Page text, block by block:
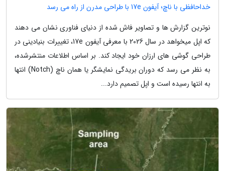
خداحافظی با ناچ؛ آیفون 17e با طراحی مدرن از راه می رسد
نوترین گزارش ها و تصاویر فاش شده از دنیای فناوری نشان می دهند
که اپل میخواهد در سال 2026 با معرفی آیفون 17e، تغییرات بنیادینی در
طراحی گوشی های ارزان خود ایجاد کند. بر اساس اطلاعات منتشرشده،
به نظر می رسد که دوران بریدگی نمایشگر یا همان ناچ (Notch) انتها
به انتها رسیده است و اپل تصمیم دارد...